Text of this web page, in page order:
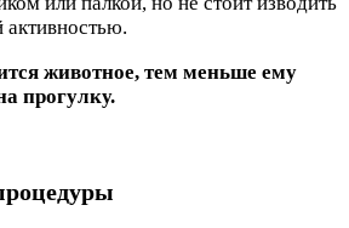
активностью.
животное, тем меньше ему
прогулку.